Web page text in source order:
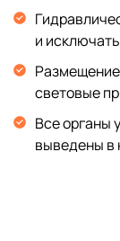
и
световые
Все органы
выведены в